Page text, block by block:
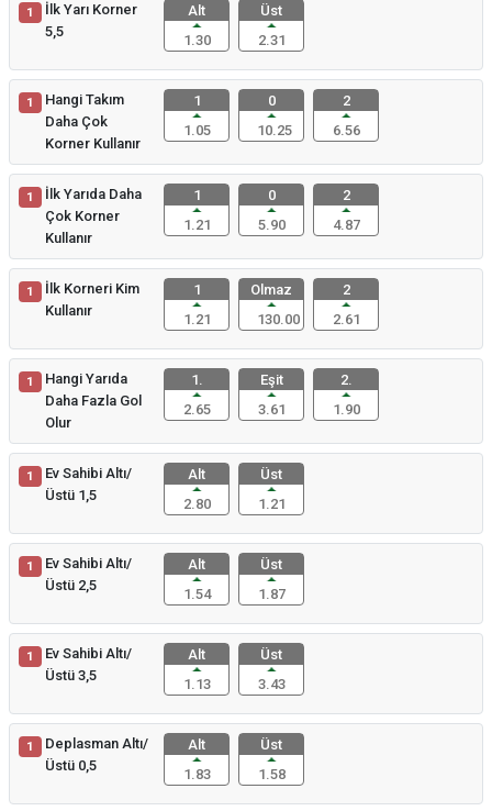
1
İlk Yarı Korner
5,5
Alt
1.30
Üst
2.31
1
Hangi Takım
Daha Çok
Korner Kullanır
1
1.05
0
10.25
2
6.56
1
İlk Yarıda Daha
Çok Korner
Kullanır
1
1.21
0
5.90
2
4.87
1
İlk Korneri Kim
Kullanır
1
1.21
Olmaz
130.00
2
2.61
1
Hangi Yarıda
Daha Fazla Gol
Olur
1.
2.65
Eşit
3.61
2.
1.90
1
Ev Sahibi Altı/
Üstü 1,5
Alt
2.80
Üst
1.21
1
Ev Sahibi Altı/
Üstü 2,5
Alt
1.54
Üst
1.87
1
Ev Sahibi Altı/
Üstü 3,5
Alt
1.13
Üst
3.43
1
Deplasman Altı/
Üstü 0,5
Alt
1.83
Üst
1.58